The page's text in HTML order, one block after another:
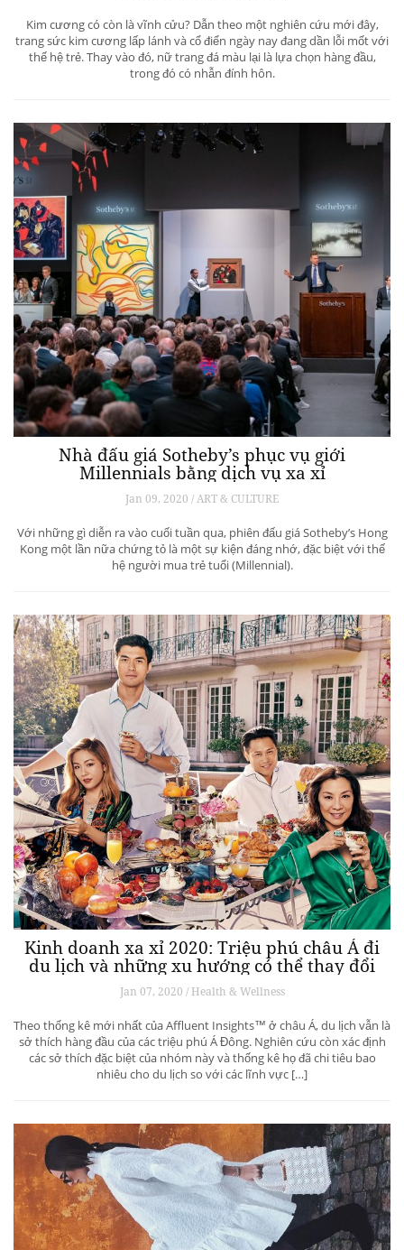
Kim cương có còn là vĩnh cửu? Dẫn theo một nghiên cứu mới đây,
trang sức kim cương lấp lánh và cổ điển ngày nay đang dần lỗi mốt với
thế hệ trẻ. Thay vào đó, nữ trang đá màu lại là lựa chọn hàng đầu,
trong đó có nhẫn đính hôn.
Nhà đấu giá Sotheby’s phục vụ giới
Millennials bằng dịch vụ xa xỉ
Jan 09, 2020 / ART & CULTURE
Với những gì diễn ra vào cuối tuần qua, phiên đấu giá Sotheby’s Hong
Kong một lần nữa chứng tỏ là một sự kiện đáng nhớ, đặc biệt với thế
hệ người mua trẻ tuổi (Millennial).
Kinh doanh xa xỉ 2020: Triệu phú châu Á đi
du lịch và những xu hướng có thể thay đổi
ngành du lịch thượng lưu
Jan 07, 2020 / Health & Wellness
Theo thống kê mới nhất của Affluent Insights™ ở châu Á, du lịch vẫn là
sở thích hàng đầu của các triệu phú Á Đông. Nghiên cứu còn xác định
các sở thích đặc biệt của nhóm này và thống kê họ đã chi tiêu bao
nhiêu cho du lịch so với các lĩnh vực […]